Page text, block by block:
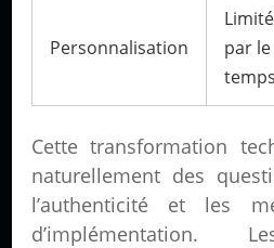
Personnalisation
par le
temps
Cette transformation
naturellement des
l’authenticité et les
d’implémentation.